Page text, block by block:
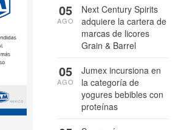
Next Century Spirits
adquiere la cartera de
marcas de licores
Grain & Barrel
05
AGO
Jumex incursiona en
la categoría de
yogures bebibles con
proteínas
05
AGO